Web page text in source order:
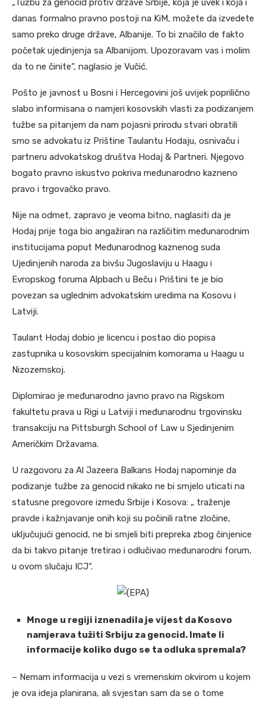
„Tužbu za genocid protiv države Srbije, koja je uvek i koja i
danas formalno pravno postoji na KiM, možete da izvedete
samo preko druge države, Albanije. To bi značilo de fakto
početak ujedinjenja sa Albanijom. Upozoravam vas i molim
da to ne činite“, naglasio je Vučić.
Pošto je javnost u Bosni i Hercegovini još uvijek poprilično
slabo informisana o namjeri kosovskih vlasti za podizanjem
tužbe sa pitanjem da nam pojasni prirodu stvari obratili
smo se advokatu iz Prištine Taulantu Hodaju, osnivaču i
partneru advokatskog društva Hodaj & Partneri. Njegovo
bogato pravno iskustvo pokriva međunarodno kazneno
pravo i trgovačko pravo.
Nije na odmet, zapravo je veoma bitno, naglasiti da je
Hodaj prije toga bio angažiran na različitim međunarodnim
institucijama poput Međunarodnog kaznenog suda
Ujedinjenih naroda za bivšu Jugoslaviju u Haagu i
Evropskog foruma Alpbach u Beču i Prištini te je bio
povezan sa uglednim advokatskim uredima na Kosovu i
Latviji.
Taulant Hodaj dobio je licencu i postao dio popisa
zastupnika u kosovskim specijalnim komorama u Haagu u
Nizozemskoj.
Diplomirao je međunarodno javno pravo na Rigskom
fakultetu prava u Rigi u Latviji i međunarodnu trgovinsku
transakciju na Pittsburgh School of Law u Sjedinjenim
Američkim Državama.
U razgovoru za Al Jazeera Balkans Hodaj napominje da
podizanje tužbe za genocid nikako ne bi smjelo uticati na
statusne pregovore između Srbije i Kosova: „ traženje
pravde i kažnjavanje onih koji su počinili ratne zločine,
uključujući genocid, ne bi smjeli biti prepreka zbog činjenice
da bi takvo pitanje tretirao i odlučivao međunarodni forum,
u ovom slučaju ICJ“.
(EPA)
Mnoge u regiji iznenadila je vijest da Kosovo
namjerava tužiti Srbiju za genocid. Imate li
informacije koliko dugo se ta odluka spremala?
– Nemam informacija u vezi s vremenskim okvirom u kojem
je ova ideja planirana, ali svjestan sam da se o tome